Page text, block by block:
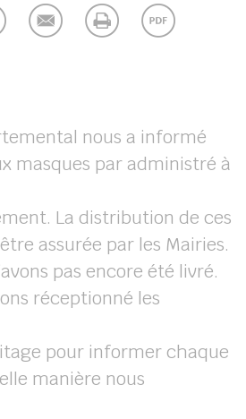
nous a informé
masques par administré à
La distribution de ces
assurée par les Mairies.
pas encore été livré.
réceptionné les
pour informer chaque
manière nous